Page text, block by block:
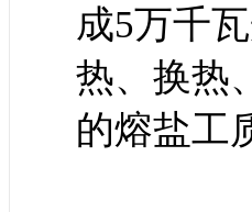
成5万千
热、换热
的熔盐工